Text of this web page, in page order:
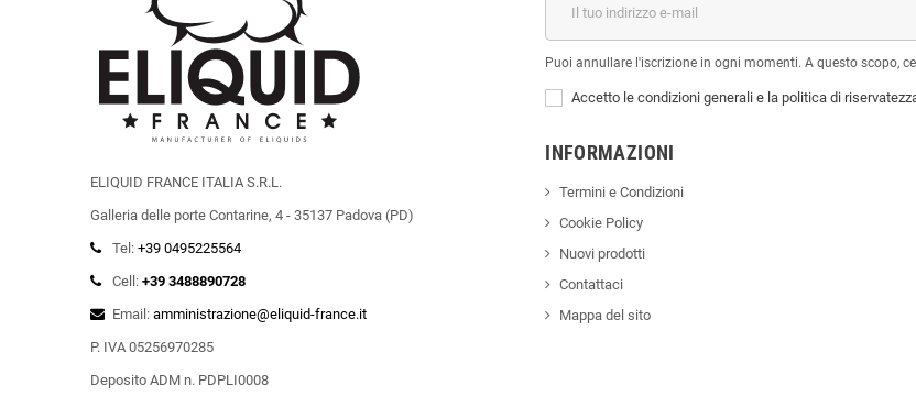
ELIQUID FRANCE ITALIA S.R.L.
Galleria delle porte Contarine, 4 - 35137 Padova (PD)
Tel: +39 0495225564
Cell: +39 3488890728
Email: amministrazione@eliquid-france.it
P. IVA 05256970285
Deposito ADM n. PDPLI0008
Puoi annullare l'iscrizione in ogni momenti. A questo scopo,
Accetto le condizioni generali e la politica di
INFORMAZIONI
Termini e Condizioni
Cookie Policy
Nuovi prodotti
Contattaci
Mappa del sito